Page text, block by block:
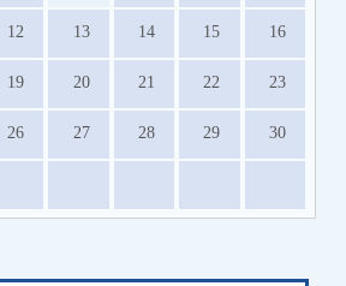
12 13 14 15 16
19 20 21 22 23
26 27 28 29 30